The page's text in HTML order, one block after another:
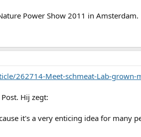
Power Show 2011 in Amsterdam.
262714-Meet-schmeat-Lab-grown-
Hij zegt:
it's a very enticing idea for many